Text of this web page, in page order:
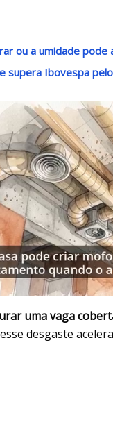
ou a umidade
supera Ibovespa
uma vaga
desgaste